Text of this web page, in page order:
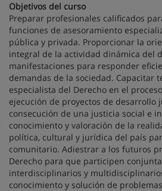
Objetivos del curso
Preparar profesionales calificados
funciones de asesoramiento
pública y privada. Proporcionar la
integral de la actividad dinámica del
manifestaciones para responder
demandas de la sociedad. Capacitar
especialista del Derecho en el
ejecución de proyectos de desarrollo
consecución de una justicia social e
conocimiento y valoración de la
política, cultural y jurídica del país
comunitario. Adiestrar a los futuros
Derecho para que participen
interdisciplinarios y
conocimiento y solución de